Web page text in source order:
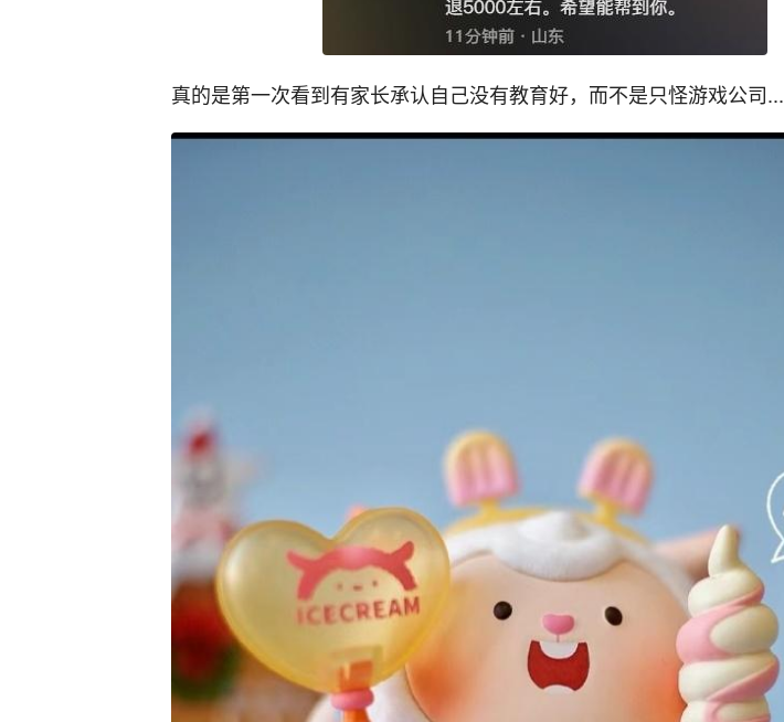
真的是第一次看到有家长承认自己没有教育好，而不是只怪游戏公司...